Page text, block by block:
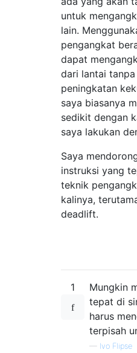
untuk
lain.
pengangkat
dapat
dari lantai
peningkatan
saya biasanya
sedikit dengan
saya lakukan
Saya
instruksi yang
teknik
kalinya,
deadlift.
1
Mungkin
tepat di
harus
terpisah
— Ivo Flipse